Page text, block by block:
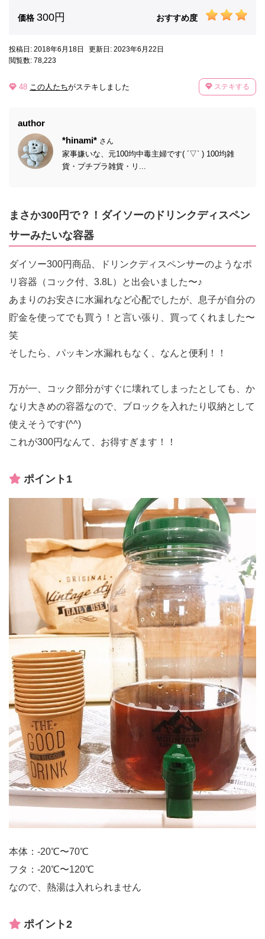
価格 300円 おすすめ度
投稿日: 2018年6月18日
更新日: 2023年6月22日
閲覧数: 78,223
48 この人たちがステキしました ステキする
author
*hinami* さん
家事嫌いな、元100均中毒主婦です( ´▽` ) 100均雑
貨・プチプラ雑貨・リ...
まさか300円で？！ダイソーのドリンクディスペン
サーみたいな容器
ダイソー300円商品、ドリンクディスペンサーのようなポ
リ容器（コック付、3.8L）と出会いました〜♪
あまりのお安さに水漏れなど心配でしたが、息子が自分の
貯金を使ってでも買う！と言い張り、買ってくれました〜
笑
そしたら、パッキン水漏れもなく、なんと便利！！
万が一、コック部分がすぐに壊れてしまったとしても、か
なり大きめの容器なので、ブロックを入れたり収納として
使えそうです(^^)
これが300円なんて、お得すぎます！！
ポイント1
本体：-20℃〜70℃
フタ：-20℃〜120℃
なので、熱湯は入れられません
ポイント2